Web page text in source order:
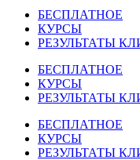
БЕСПЛАТНОЕ
КУРСЫ
РЕЗУЛЬТАТЫ
БЕСПЛАТНОЕ
КУРСЫ
РЕЗУЛЬТАТЫ
БЕСПЛАТНОЕ
КУРСЫ
РЕЗУЛЬТАТЫ